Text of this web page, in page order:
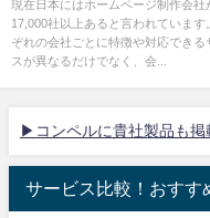
現在日本にはホームページ制作会社
17,000社以上あると言われています
ぞれの会社ごとに特徴や対応できる
スが異なるだけでなく、会...
▶コンペルに貴社製品も掲
サービス比較！おすす